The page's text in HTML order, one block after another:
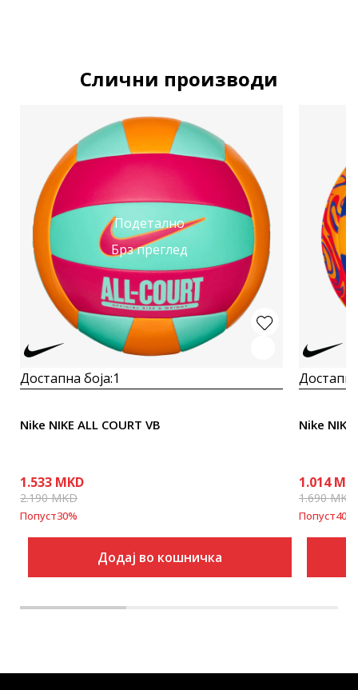
Слични производи
Подетално
Брз преглед
Достапна боја:1
Nike NIKE ALL COURT VB
1.533 MKD
2.190MKD
Попуст30%
Додај во кошничка
Nike NIKE
1.014
1.690MKD
Попуст40